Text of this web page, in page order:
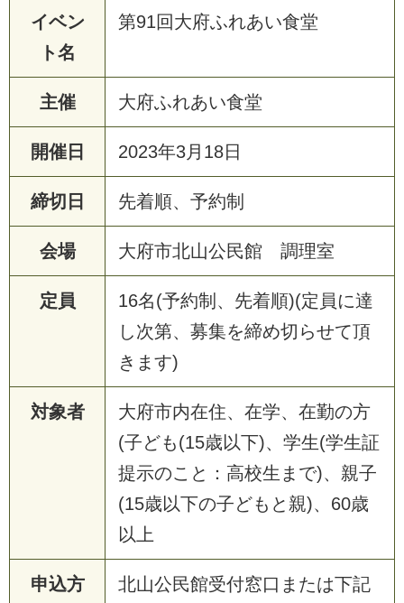
イベン
ト名
第91回大府ふれあい食堂
主催 大府ふれあい食堂
開催日 2023年3月 18日
締切日 先着順、 予約制
会場 大府市北山公民館 調理室
定員 16名(予約制 、 先着順)(定 員 に達
し次第、 募集を締め切 らせて頂
き ま す)
対象者 大府市内在住、 在学、 在勤の方
(子ども(15歳以下)、 学生(学生証
提示のこ と ： 高校生 ま で)、 親子
(15歳以下の子ども と 親)、 60歳
以 上
申込方
北山公民館受付窓口 ま たは下記